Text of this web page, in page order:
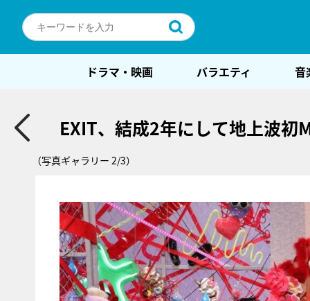
ドラマ・映画 バラエティ 音
EXIT、結成2年にして地上波初
（写真ギャラリー 2/3）